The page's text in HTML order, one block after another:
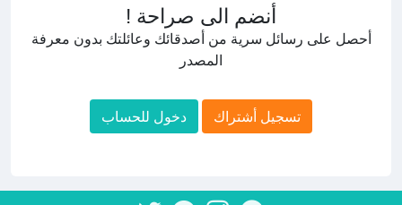
أنضم الى صراحة !
أحصل على رسائل سرية من أصدقائك وعائلتك بدون معرفة
المصدر
تسجيل أشتراك دخول للحساب